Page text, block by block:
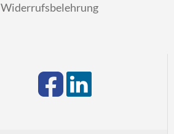
Widerrufsbelehrung